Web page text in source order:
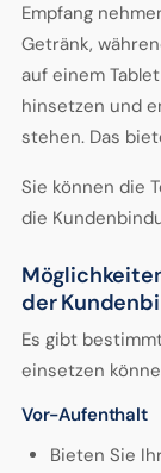
Empfang
Getränk,
auf einem
hinsetzen und
stehen. Das
Sie können die
die
der
Es gibt
einsetzen
Vor-Aufenthalt
Bieten Sie